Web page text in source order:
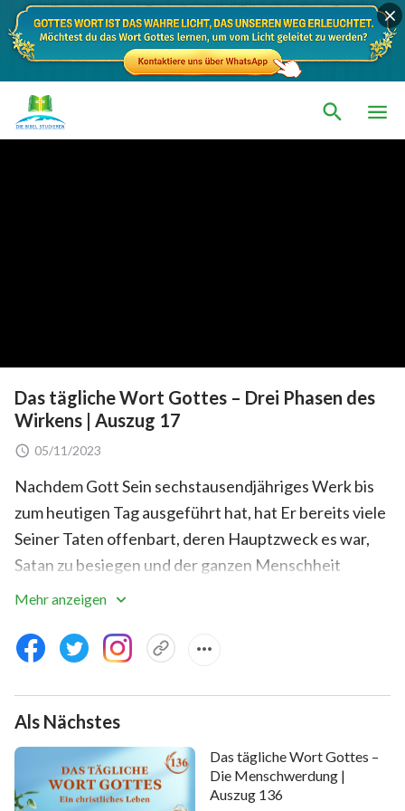
Das tägliche Wort Gottes – Drei Phasen des
Wirkens | Auszug 17
05/11/2023
Nachdem Gott Sein sechstausendjähriges Werk bis
zum heutigen Tag ausgeführt hat, hat Er bereits viele
Seiner Taten offenbart, deren Hauptzweck es war,
Satan zu besiegen und der ganzen Menschheit
Errettung zu bringen. Er nutzt diese Möglichkeit, um
Meeren sowie dem letzten Objekt von Gottes
Schöpfung auf Erden zu ermöglichen, Seine
Allmächtigkeit zu sehen und alle Seine Taten zu
bezeugen. Er ergreift die Gelegenheit, die Ihm durch
Sein Besiegen Satans geboten wird, um der
Menschheit alle Seine Taten zu offenbaren und ihnen
zu ermöglichen, Ihn zu preisen und Seine Weisheit
Mehr anzeigen
Als Nächstes
Das tägliche Wort Gottes –
Die Menschwerdung |
Auszug 136